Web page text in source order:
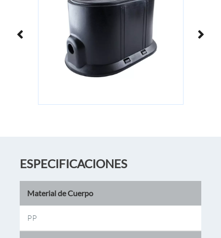
ESPECIFICACIONES
Material de Cuerpo
PP